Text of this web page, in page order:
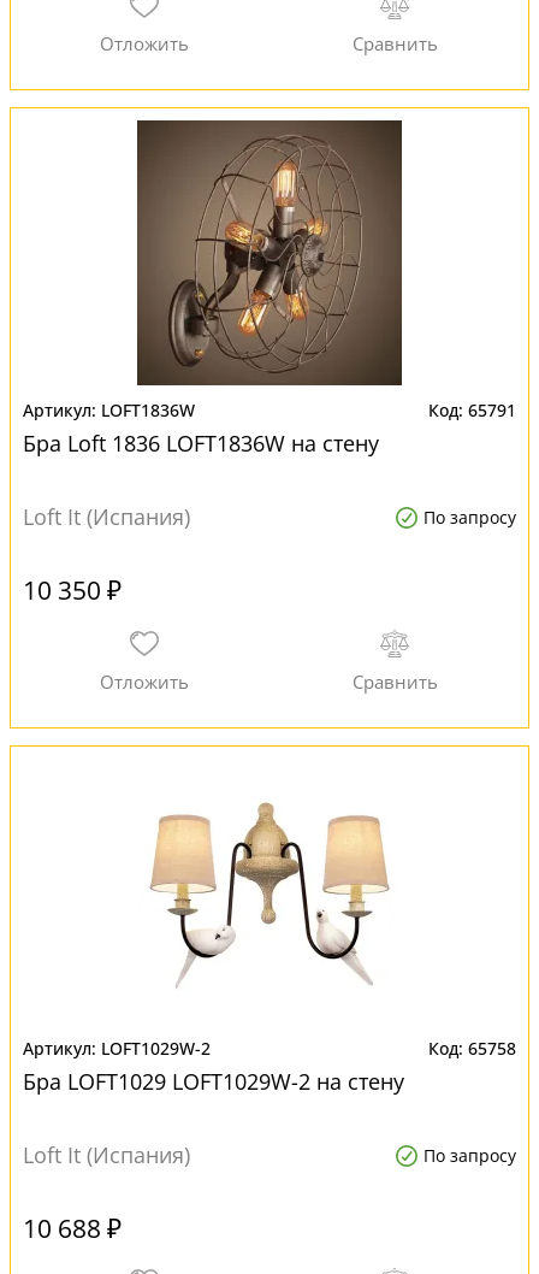
LOFT1836W 65791
Бра Loft 1836 LOFT1836W на стену
Loft It (Испания) По запросу
10 350 ₽
LOFT1029W-2 65758
Бра LOFT1029 LOFT1029W-2 на стену
Loft It (Испания) По запросу
10 688 ₽